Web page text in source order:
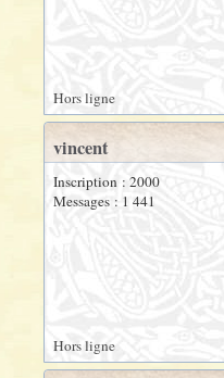
Hors ligne
vincent
Inscription : 2000
Messages : 1 441
Hors ligne